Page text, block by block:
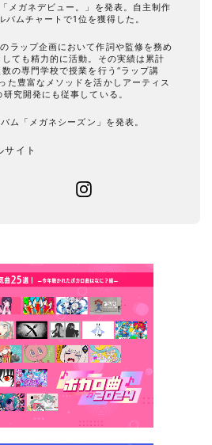
メガネデビュー。」を発表。自主制作
ムチャートで1位を獲得した。
ラップ企画において作詞や監修を務め
ても精力的に活動。その実績は累計
の専門学校で授業を行う“ラップ講
た豊富なメソッドを活かしアーティス
究開発にも従事している。
ム「メガネシーズン」を発表。
サイト